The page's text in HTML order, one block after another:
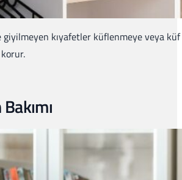
giyilmeyen kıyafetler küflenmeye veya